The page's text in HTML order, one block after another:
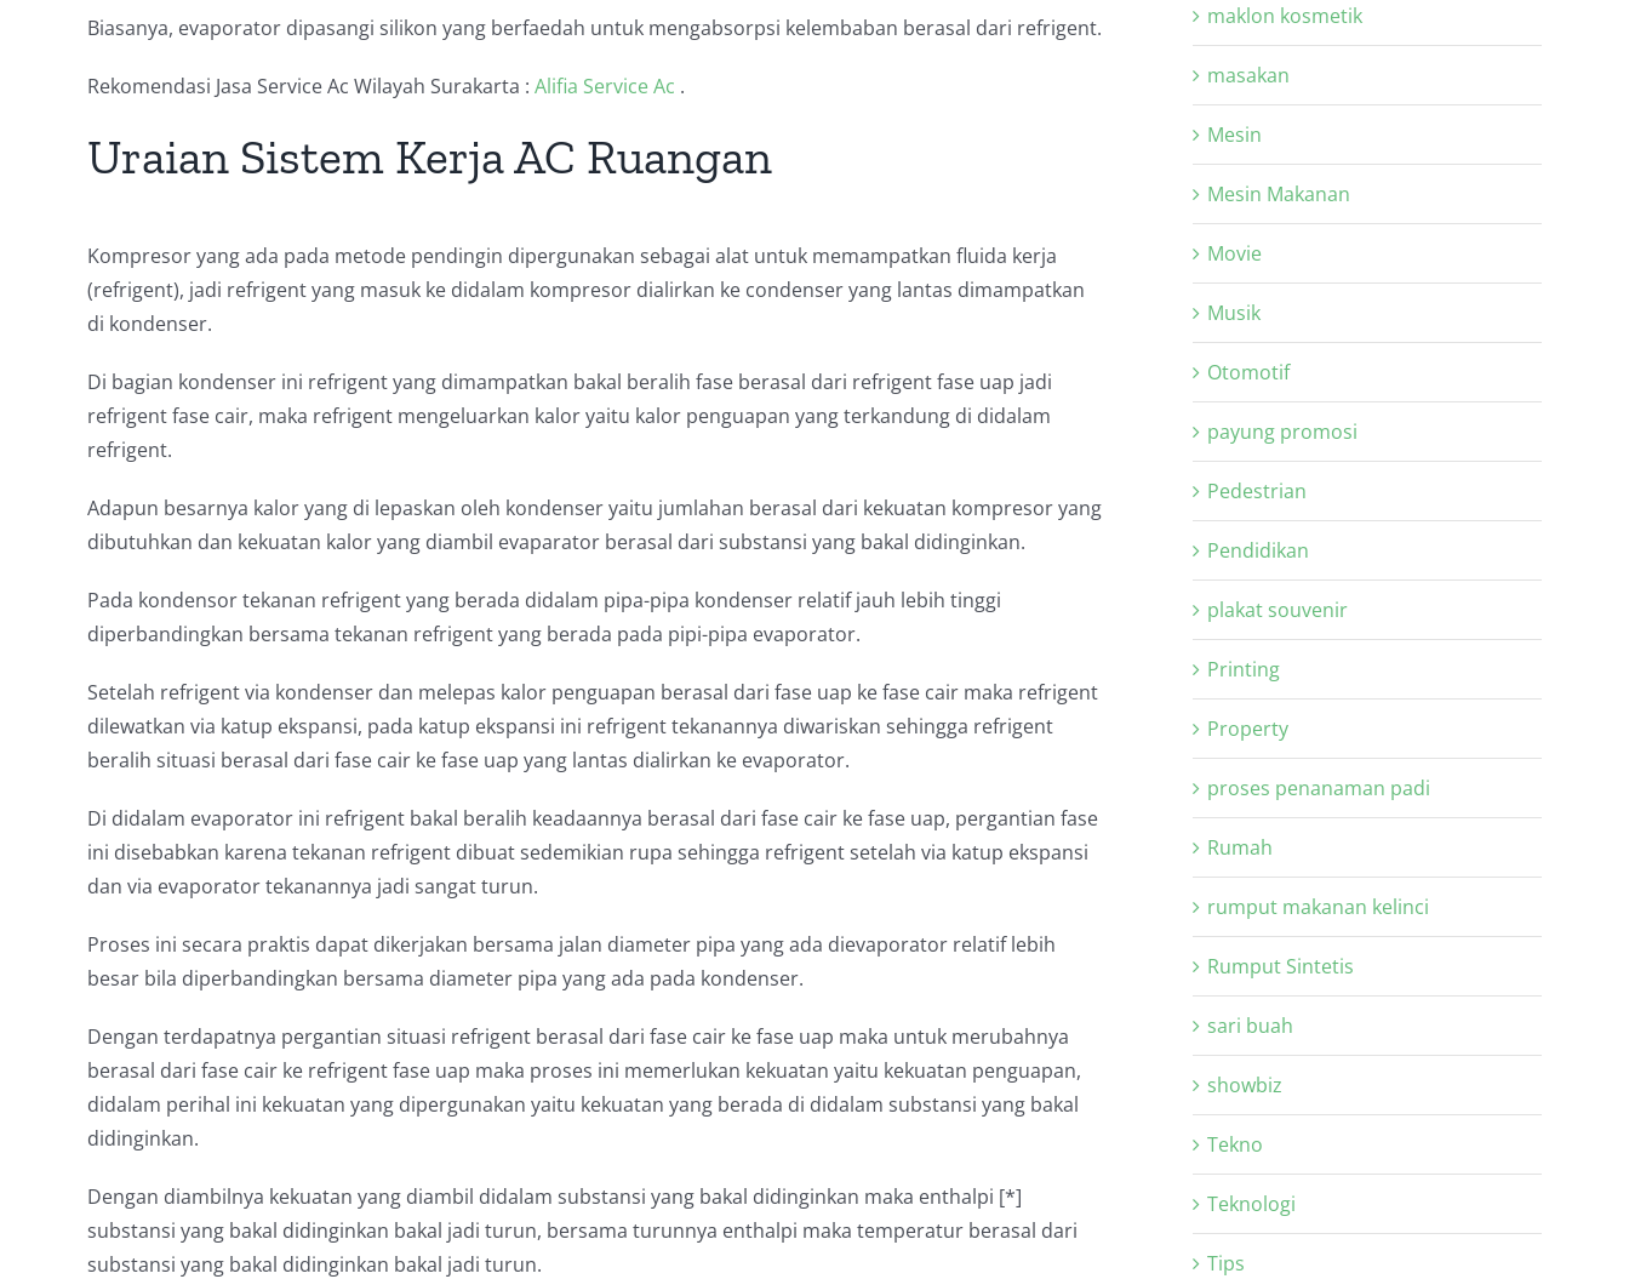
Biasanya, evaporator dipasangi silikon yang berfaedah untuk mengabsorpsi kelembaban berasal dari refrigent.
Rekomendasi Jasa Service Ac Wilayah Surakarta : Alifia Service Ac .
Uraian Sistem Kerja AC Ruangan
Kompresor yang ada pada metode pendingin dipergunakan sebagai alat untuk memampatkan fluida kerja
(refrigent), jadi refrigent yang masuk ke didalam kompresor dialirkan ke condenser yang lantas dimampatkan
di kondenser.
Di bagian kondenser ini refrigent yang dimampatkan bakal beralih fase berasal dari refrigent fase uap jadi
refrigent fase cair, maka refrigent mengeluarkan kalor yaitu kalor penguapan yang terkandung di didalam
refrigent.
Adapun besarnya kalor yang di lepaskan oleh kondenser yaitu jumlahan berasal dari kekuatan kompresor yang
dibutuhkan dan kekuatan kalor yang diambil evaparator berasal dari substansi yang bakal didinginkan.
Pada kondensor tekanan refrigent yang berada didalam pipa-pipa kondenser relatif jauh lebih tinggi
diperbandingkan bersama tekanan refrigent yang berada pada pipi-pipa evaporator.
Setelah refrigent via kondenser dan melepas kalor penguapan berasal dari fase uap ke fase cair maka refrigent
dilewatkan via katup ekspansi, pada katup ekspansi ini refrigent tekanannya diwariskan sehingga refrigent
beralih situasi berasal dari fase cair ke fase uap yang lantas dialirkan ke evaporator.
Di didalam evaporator ini refrigent bakal beralih keadaannya berasal dari fase cair ke fase uap, pergantian fase
ini disebabkan karena tekanan refrigent dibuat sedemikian rupa sehingga refrigent setelah via katup ekspansi
dan via evaporator tekanannya jadi sangat turun.
Proses ini secara praktis dapat dikerjakan bersama jalan diameter pipa yang ada dievaporator relatif lebih
besar bila diperbandingkan bersama diameter pipa yang ada pada kondenser.
Dengan terdapatnya pergantian situasi refrigent berasal dari fase cair ke fase uap maka untuk merubahnya
berasal dari fase cair ke refrigent fase uap maka proses ini memerlukan kekuatan yaitu kekuatan penguapan,
didalam perihal ini kekuatan yang dipergunakan yaitu kekuatan yang berada di didalam substansi yang bakal
didinginkan.
Dengan diambilnya kekuatan yang diambil didalam substansi yang bakal didinginkan maka enthalpi [*]
substansi yang bakal didinginkan bakal jadi turun, bersama turunnya enthalpi maka temperatur berasal dari
substansi yang bakal didinginkan bakal jadi turun.
maklon kosmetik
masakan
Mesin
Mesin Makanan
Movie
Musik
Otomotif
payung promosi
Pedestrian
Pendidikan
plakat souvenir
Printing
Property
proses penanaman padi
Rumah
rumput makanan kelinci
Rumput Sintetis
sari buah
showbiz
Tekno
Teknologi
Tips